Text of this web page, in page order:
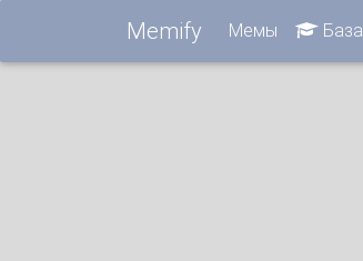
Memify Мемы База